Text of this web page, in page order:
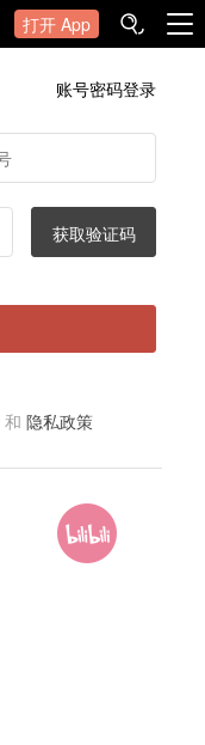
打开 App
账号密码登录
获取验证码
和 隐私政策